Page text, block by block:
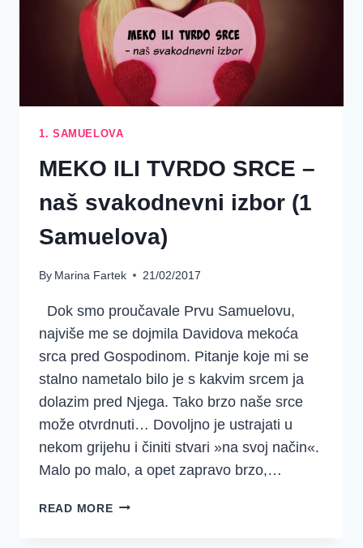
1. SAMUELOVA
MEKO ILI TVRDO SRCE –
naš svakodnevni izbor (1
Samuelova)
By Marina Fartek 21/02/2017
Dok smo proučavale Prvu Samuelovu,
najviše me se dojmila Davidova mekoća
srca pred Gospodinom. Pitanje koje mi se
stalno nametalo bilo je s kakvim srcem ja
dolazim pred Njega. Tako brzo naše srce
može otvrdnuti… Dovoljno je ustrajati u
nekom grijehu i činiti stvari »na svoj način«.
Malo po malo, a opet zapravo brzo,…
READ MOREMEKO